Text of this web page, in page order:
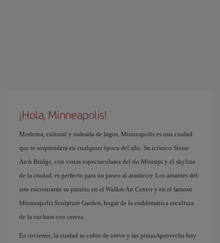
¡Hola, Minneapolis!
Moderna, cultural y rodeada de lagos, Minneapolis es una ciudad
que te sorprenderá en cualquier época del año. Su icónico Stone
Arch Bridge, con vistas espectaculares del río Misisipi y el skyline
de la ciudad, es perfecto para un paseo al atardecer. Los amantes del
arte encontrarán su paraíso en el Walker Art Center y en el famoso
Minneapolis Sculpture Garden, hogar de la emblemática escultura
de la cuchara con cereza..
En invierno, la ciudad se cubre de nieve y las pistasAprovecha hoy